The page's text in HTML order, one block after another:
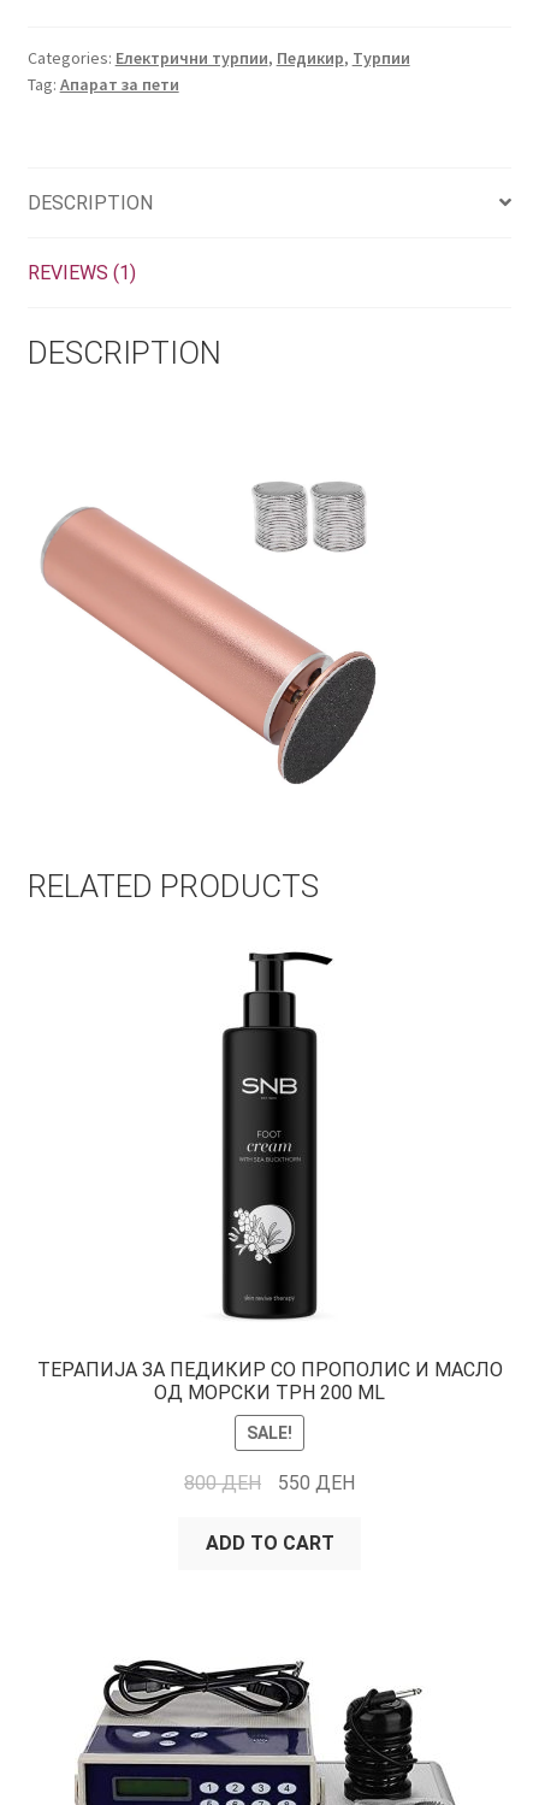
Меган
quantity
Categories: Електрични турпии, Педикир, Турпии
Tag: Апарат за пети
DESCRIPTION
REVIEWS (1)
DESCRIPTION
RELATED PRODUCTS
TЕРАПИЈА ЗА ПЕДИКИР СО ПРОПОЛИС И МАСЛО
ОД МОРСКИ ТРН 200 ML
SALE!
800ДЕН 550 ДЕН
ADD TO CART